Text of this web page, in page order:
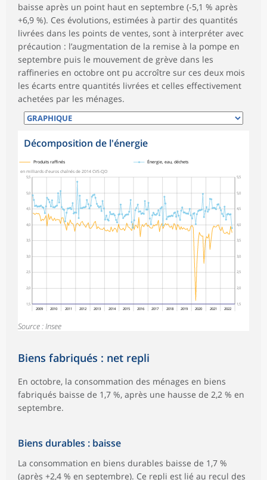
baisse après un point haut en septembre (-5,1 % après
+6,9 %). Ces évolutions, estimées à partir des quantités
livrées dans les points de ventes, sont à interpréter avec
précaution : l’augmentation de la remise à la pompe en
septembre puis le mouvement de grève dans les
raffineries en octobre ont pu accroître sur ces deux mois
les écarts entre quantités livrées et celles effectivement
achetées par les ménages.
Décomposition de l'énergie
1,5
2,0
2,5
3,0
3,5
4,0
4,5
5,0
5,5
1,5
2,0
2,5
3,0
3,5
4,0
4,5
5,0
5,5
en milliards d'euros chaînés de 2014 CVS-CJO
2009 2010 2011 2012 2013 2014 2015 2016 2017 2018 2019 2020 2021 2022
Produits raffinés Énergie, eau, déchets
Source : Insee
Biens fabriqués : net repli
En octobre, la consommation des ménages en biens
fabriqués baisse de 1,7 %, après une hausse de 2,2 % en
septembre.
Biens durables : baisse
La consommation en biens durables baisse de 1,7 %
(après +2,4 % en septembre). Ce repli est lié au recul des